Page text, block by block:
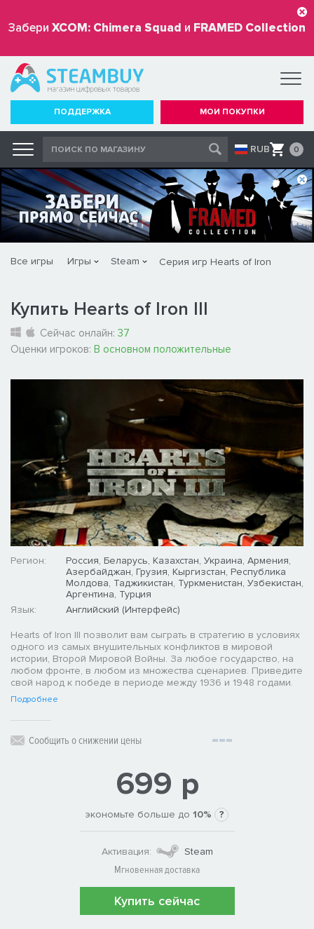
Забери XCOM: Chimera Squad и FRAMED Collection
бесплатно
ПОДДЕРЖКА МОИ ПОКУПКИ
RUB 0
Все игры Игры Steam Серия игр Hearts of Iron
Купить Hearts of Iron III
Сейчас онлайн: 37
Оценки игроков: В основном положительные
Регион:
Россия, Беларусь, Казахстан, Украина, Армения,
Азербайджан, Грузия, Кыргизстан, Республика
Молдова, Таджикистан, Туркменистан, Узбекистан,
Аргентина, Турция
Язык:
Английский (Интерфейс)
Hearts of Iron III позволит вам сыграть в стратегию в условиях
одного из самых внушительных конфликтов в мировой
истории, Второй Мировой Войны. За любое государство, на
любом фронте, в любом из множества сценариев. Приведите
свой народ к победе в периоде между 1936 и 1948 годами.
Подробнее
Сообщить о снижении цены
699 р
экономьте больше до 10% ?
Активация:
Steam
Мгновенная доставка
Купить сейчас